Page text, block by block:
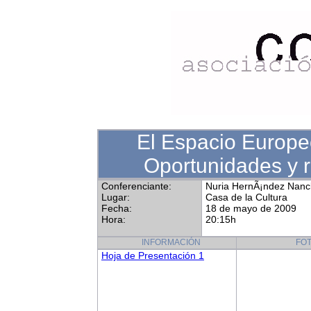
El Espacio
Oportunidades y
Conferenciante:
Lugar:
Fecha:
Hora:
Nuria HernÃ¡ndez
Casa de la Cultura
18 de mayo de 2009
20:15h
INFORMACIÓN
Hoja de Presentación 1